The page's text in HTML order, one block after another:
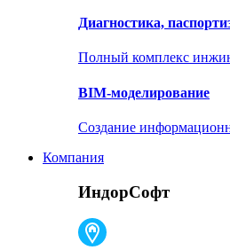
Диагностика,
Полный комплекс
BIM-моделирование
Создание
Компания
ИндорСофт